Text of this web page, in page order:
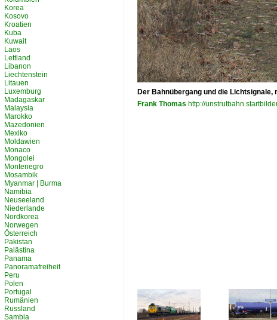
Der Bahnübergang und die
Frank Thomas http://
Korea
Kosovo
Kroatien
Kuba
Kuwait
Laos
Lettland
Libanon
Liechtenstein
Litauen
Luxemburg
Madagaskar
Malaysia
Marokko
Mazedonien
Mexiko
Moldawien
Monaco
Mongolei
Montenegro
Mosambik
Myanmar | Burma
Namibia
Neuseeland
Niederlande
Nordkorea
Norwegen
Österreich
Pakistan
Palästina
Panama
Panoramafreiheit
Peru
Polen
Portugal
Rumänien
Russland
Sambia